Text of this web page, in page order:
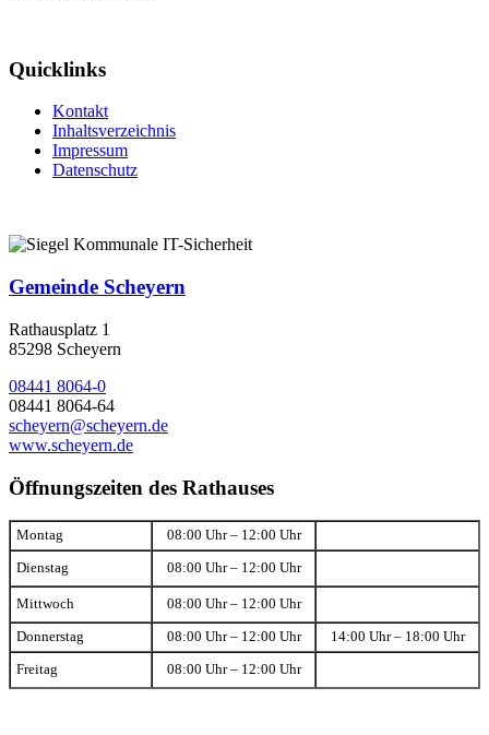
Quicklinks
Kontakt
Inhaltsverzeichnis
Impressum
Datenschutz
Gemeinde Scheyern
Rathausplatz 1
85298 Scheyern
08441 8064-0
08441 8064-64
scheyern@scheyern.de
www.scheyern.de
Öffnungszeiten des Rathauses
Montag 08:00 Uhr – 12:00 Uhr
Dienstag 08:00 Uhr – 12:00 Uhr
Mittwoch 08:00 Uhr – 12:00 Uhr
Donnerstag 08:00 Uhr – 12:00 Uhr 14:00 Uhr – 18:00 Uhr
Freitag 08:00 Uhr – 12:00 Uhr